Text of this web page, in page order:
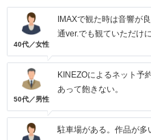
40代／女性
IMAXで観た時は音響が
通ver.でも観ていただけ
50代／男性
KINEZOによるネット予
あって飽きない。
駐車場がある。作品が多